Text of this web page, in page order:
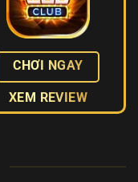
CHƠI NGAY
XEM REVIEW